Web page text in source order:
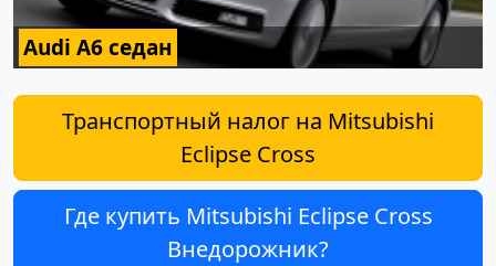
Audi A6 седан
Транспортный налог на Mitsubishi
Eclipse Cross
Где купить Mitsubishi Eclipse Cross
Внедорожник?